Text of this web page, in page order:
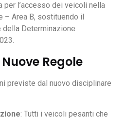
per l’accesso dei veicoli nella
– Area B, sostituendo il
Determinazione
Regole
previste dal nuovo disciplinare
: Tutti i veicoli pesanti che